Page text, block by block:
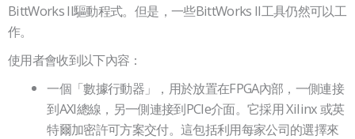
BittWorks II驅動程式。但是，一些BittWorks II工具仍然可以工
作。
使用者會收到以下內容：
一個「數據行動器」，用於放置在FPGA內部，一側連接
到AXI總線，另一側連接到PCIe介面。它採用 Xilinx 或英
特爾加密許可方案交付。這包括利用每家公司的選擇來